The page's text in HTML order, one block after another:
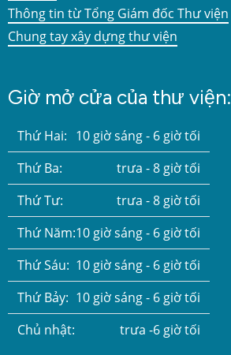
Thông tin từ Tổng Giám đốc Thư viện
Chung tay xây dựng thư viện
Giờ mở cửa của thư viện:
Thứ Hai: 10 giờ sáng - 6 giờ tối
Thứ Ba:
trưa - 8 giờ tối
Thứ Tư:
trưa - 8 giờ tối
Thứ Năm:10 giờ sáng - 6 giờ tối
Thứ Sáu: 10 giờ sáng - 6 giờ tối
Thứ Bảy: 10 giờ sáng - 6 giờ tối
Chủ nhật:
trưa -6 giờ tối